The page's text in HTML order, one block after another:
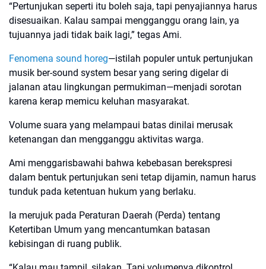
“Pertunjukan seperti itu boleh saja, tapi penyajiannya harus
disesuaikan. Kalau sampai mengganggu orang lain, ya
tujuannya jadi tidak baik lagi,” tegas Ami.
Fenomena sound horeg—istilah populer untuk pertunjukan
musik ber-sound system besar yang sering digelar di
jalanan atau lingkungan permukiman—menjadi sorotan
karena kerap memicu keluhan masyarakat.
Volume suara yang melampaui batas dinilai merusak
ketenangan dan mengganggu aktivitas warga.
Ami menggarisbawahi bahwa kebebasan berekspresi
dalam bentuk pertunjukan seni tetap dijamin, namun harus
tunduk pada ketentuan hukum yang berlaku.
Ia merujuk pada Peraturan Daerah (Perda) tentang
Ketertiban Umum yang mencantumkan batasan
kebisingan di ruang publik.